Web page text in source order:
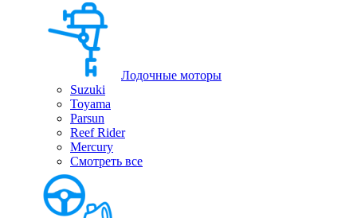
Лодочные моторы
Suzuki
Toyama
Parsun
Reef Rider
Mercury
Смотреть все